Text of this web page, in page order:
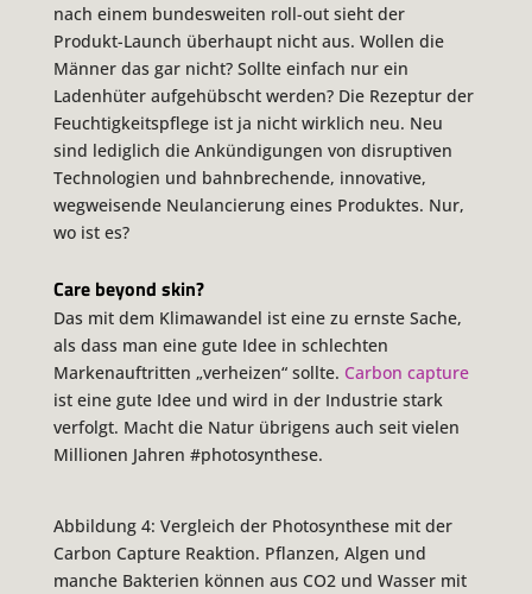
nach einem bundesweiten roll-out sieht der
Produkt-Launch überhaupt nicht aus. Wollen die
Männer das gar nicht? Sollte einfach nur ein
Ladenhüter aufgehübscht werden? Die Rezeptur der
Feuchtigkeitspflege ist ja nicht wirklich neu. Neu
sind lediglich die Ankündigungen von disruptiven
Technologien und bahnbrechende, innovative,
wegweisende Neulancierung eines Produktes. Nur,
wo ist es?
Care beyond skin?
Das mit dem Klimawandel ist eine zu ernste Sache,
als dass man eine gute Idee in schlechten
Markenauftritten „verheizen“ sollte. Carbon capture
ist eine gute Idee und wird in der Industrie stark
verfolgt. Macht die Natur übrigens auch seit vielen
Millionen Jahren #photosynthese.
Abbildung 4: Vergleich der Photosynthese mit der
Carbon Capture Reaktion. Pflanzen, Algen und
manche Bakterien können aus CO2 und Wasser mit